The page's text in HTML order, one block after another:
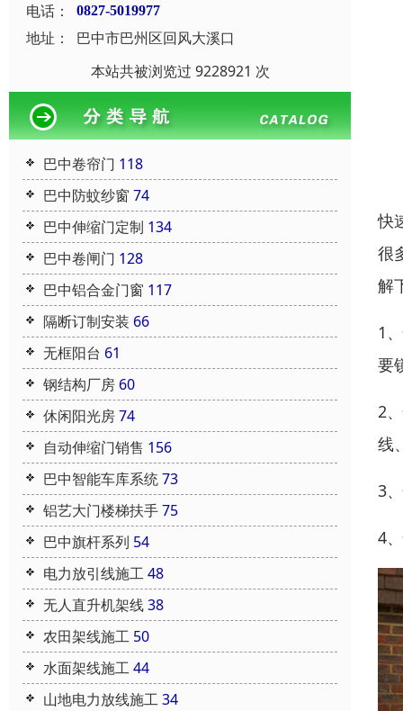
电话： 0827-5019977
地址：
巴中市巴州区回风大溪口
本站共被浏览过 9228921 次
巴中卷帘门 118
巴中防蚊纱窗 74
巴中伸缩门定制 134
巴中卷闸门 128
巴中铝合金门窗 117
隔断订制安装 66
无框阳台 61
钢结构厂房 60
休闲阳光房74
自动伸缩门销售 156
巴中智能车库系统73
铝艺大门楼梯扶手75
巴中旗杆系列 54
电力放引线施工48
无人直升机架线38
农田架线施工 50
水面架线施工44
山地电力放线施工34
快
很
解
1
要
2
线
3
4